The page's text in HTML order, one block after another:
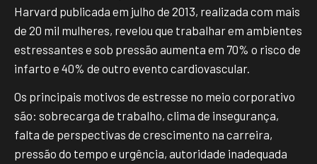
Harvard publicada em julho de 2013, realizada com mais
de 20 mil mulheres, revelou que trabalhar em ambientes
estressantes e sob pressão aumenta em 70% o risco de
infarto e 40% de outro evento cardiovascular.
Os principais motivos de estresse no meio corporativo
são: sobrecarga de trabalho, clima de insegurança,
falta de perspectivas de crescimento na carreira,
pressão do tempo e urgência, autoridade inadequada